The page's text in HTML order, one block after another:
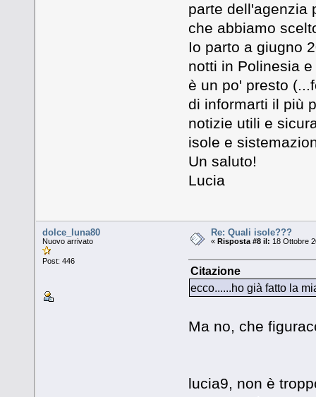
parte dell'agenzia
che abbiamo
Io parto a giugno
notti in Polinesia
è un po' presto
di informarti il più
notizie utili e
isole e
Un saluto!
Lucia
dolce_luna80
Nuovo arrivato
Post: 446
Re: Quali isole???
«Risposta #8 il: 18 Ottobre
Citazione
ecco......ho già fatto la
Ma no, che
lucia9, non è